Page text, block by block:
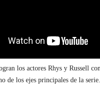
los actores Rhys y Russell
de los ejes principales de la serie.